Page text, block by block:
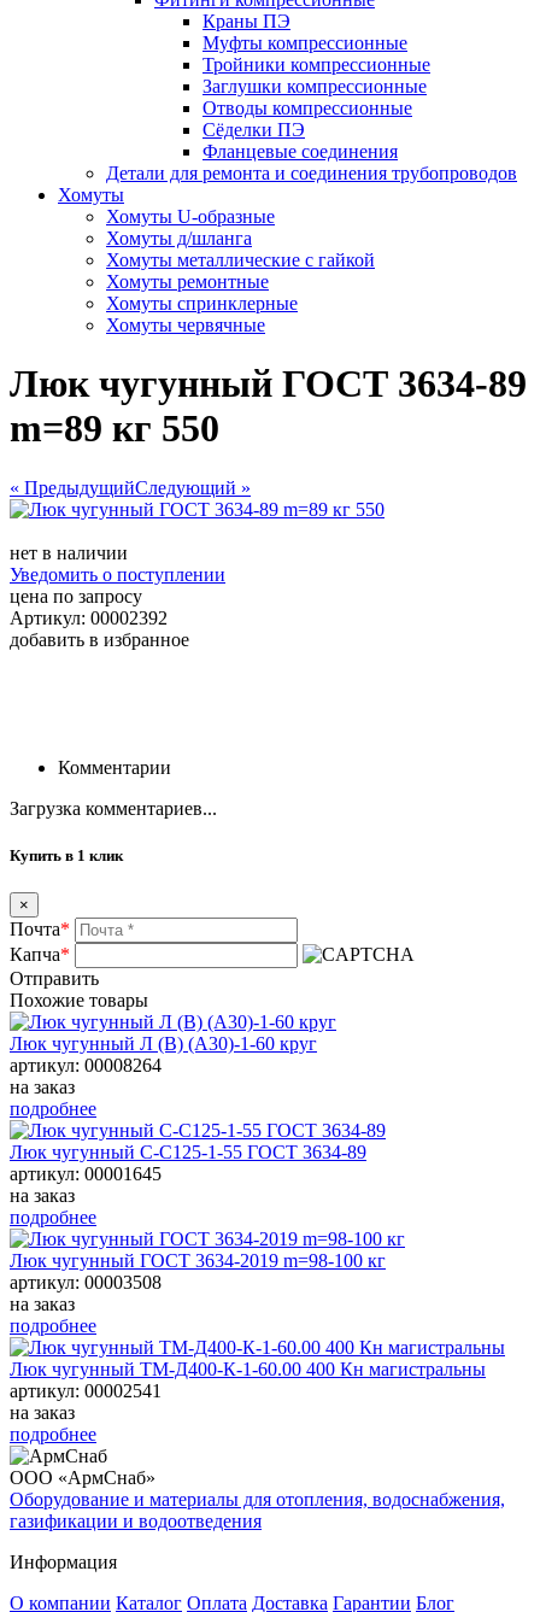
Краны ПЭ
Муфты компрессионные
Тройники компрессионные
Заглушки компрессионные
Отводы компрессионные
Сёделки ПЭ
Фланцевые соединения
Детали для ремонта и соединения трубопроводов
Хомуты
Хомуты U-образные
Хомуты д/шланга
Хомуты металлические с гайкой
Хомуты ремонтные
Хомуты спринклерные
Хомуты червячные
Люк чугунный ГОСТ 3634-89
m=89 кг 550
« ПредыдущийСледующий »
нет в наличии
Уведомить о поступлении
цена по запросу
Артикул: 00002392
добавить в избранное
Комментарии
Загрузка комментариев...
Купить в 1 клик
×
Почта*
Капча*
Отправить
Похожие товары
Люк чугунный Л (В) (А30)-1-60 круг
артикул: 00008264
на заказ
подробнее
Люк чугунный С-С125-1-55 ГОСТ 3634-89
артикул: 00001645
на заказ
подробнее
Люк чугунный ГОСТ 3634-2019 m=98-100 кг
артикул: 00003508
на заказ
подробнее
Люк чугунный ТМ-Д400-К-1-60.00 400 Кн магистральны
артикул: 00002541
на заказ
подробнее
ООО «АрмСнаб»
Оборудование и материалы для отопления, водоснабжения,
газификации и водоотведения
Информация
О компании Каталог Оплата Доставка Гарантии Блог